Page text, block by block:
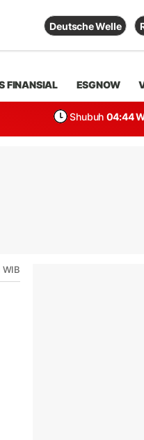
Deutsche Welle
FINANSIAL ESGNOW
Shubuh 04:44
WIB